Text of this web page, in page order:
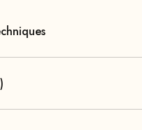
variantes, le Apollo
élégant, il attire
un meuble durable qui